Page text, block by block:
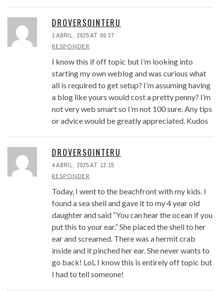
DROVERSOINTERU
1 ABRIL, 2025 AT 00:27
RESPONDER
I know this if off topic but I’m looking into
starting my own weblog and was curious what
all is required to get setup? I’m assuming having
a blog like yours would cost a pretty penny? I’m
not very web smart so I’m not 100 sure. Any tips
or advice would be greatly appreciated. Kudos
DROVERSOINTERU
4 ABRIL, 2025 AT 12:15
RESPONDER
Today, I went to the beachfront with my kids. I
found a sea shell and gave it to my 4 year old
daughter and said “You can hear the ocean if you
put this to your ear.” She placed the shell to her
ear and screamed. There was a hermit crab
inside and it pinched her ear. She never wants to
go back! LoL I know this is entirely off topic but
I had to tell someone!